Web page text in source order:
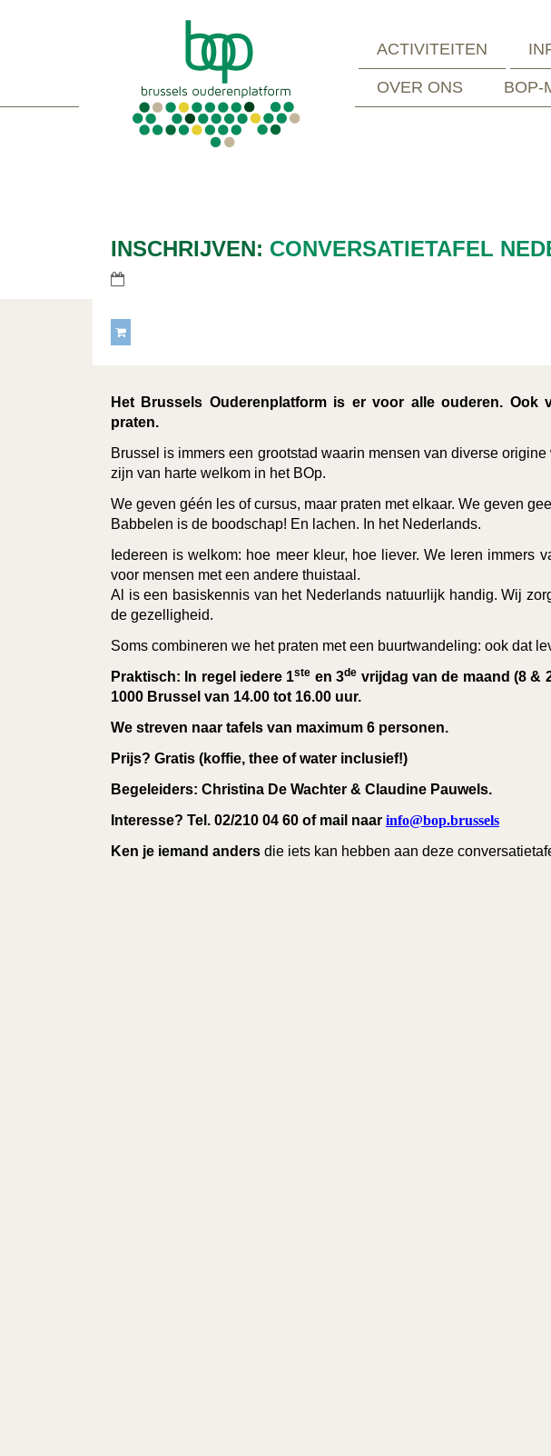
ACTIVITEITEN
OVER ONS BOP-
INSCHRIJVEN: CONVERSATIETAFEL
Het Brussels Ouderenplatform is er voor alle ouderen.
praten.
Brussel is immers een grootstad waarin mensen van diverse
zijn van harte welkom in het BOp.
We geven géén les of cursus, maar praten met elkaar. We geven
Babbelen is de boodschap! En lachen. In het Nederlands.
Iedereen is welkom: hoe meer kleur, hoe liever. We leren immers
voor mensen met een andere thuistaal.
Al is een basiskennis van het Nederlands natuurlijk handig. Wij
de gezelligheid.
Soms combineren we het praten met een buurtwandeling: ook dat
Praktisch: In regel iedere 1ste en 3de vrijdag van de maand (8 &
1000 Brussel van 14.00 tot 16.00 uur.
We streven naar tafels van maximum 6 personen.
Prijs? Gratis (koffie, thee of water inclusief!)
Begeleiders: Christina De Wachter & Claudine Pauwels.
Interesse? Tel. 02/210 04 60 of mail naar info@bop.brussels
Ken je iemand anders die iets kan hebben aan deze